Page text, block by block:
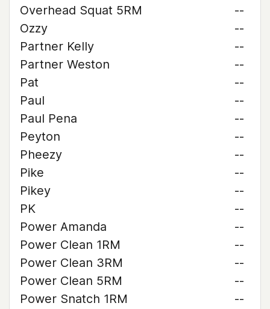
Overhead Squat 5RM
--
Ozzy
--
Partner Kelly
--
Partner Weston
--
Pat
--
Paul
--
Paul Pena
--
Peyton
--
Pheezy
--
Pike
--
Pikey
--
PK
--
Power Amanda
--
Power Clean 1RM
--
Power Clean 3RM
--
Power Clean 5RM
--
Power Snatch 1RM
--